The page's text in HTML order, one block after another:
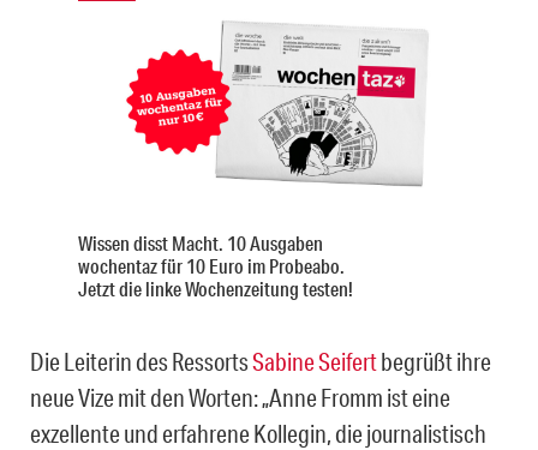
Wissen disst Macht. 10 Ausgaben
wochentaz für 10 Euro im Probeabo.
Jetzt die linke Wochenzeitung testen!
Die Leiterin des RessortsSabine Seifertbegrüßt ihre
neue Vize mit den Worten: „Anne Fromm ist eine
exzellente und erfahrene Kollegin, die journalistisch